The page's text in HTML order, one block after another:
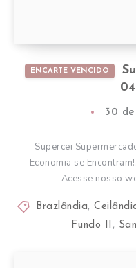
ENCARTE VENCIDO
30
Supercei
Economia se
Acesse nosso
Brazlândia,
Fundo II ,